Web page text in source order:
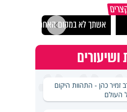
אשתך לא במקום האחרון
זמיר כהן - התהוות היקום
העולם